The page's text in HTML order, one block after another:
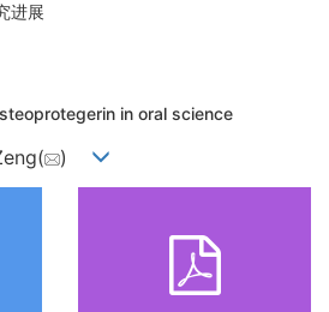
进展
in oral science
)